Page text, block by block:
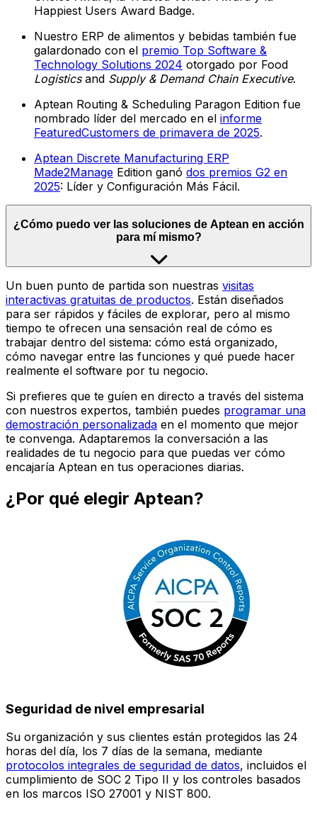
Happiest Users Award Badge.
Nuestro ERP de alimentos y bebidas también fue
galardonado con el premio Top Software &
Technology Solutions 2024 otorgado por Food
Logisticsand Supply & Demand Chain Executive.
Aptean Routing & Scheduling Paragon Edition fue
nombrado líder del mercado en el informe
FeaturedCustomers de primavera de 2025.
Aptean Discrete Manufacturing ERP
Made2Manage Edition ganó dos premios G2 en
2025: Líder y Configuración Más Fácil.
¿Cómo puedo ver las soluciones de Aptean en acción
para mí mismo?
Un buen punto de partida son nuestras visitas
interactivas gratuitas de productos. Están diseñados
para ser rápidos y fáciles de explorar, pero al mismo
tiempo te ofrecen una sensación real de cómo es
trabajar dentro del sistema: cómo está organizado,
cómo navegar entre las funciones y qué puede hacer
realmente el software por tu negocio.
Si prefieres que te guíen en directo a través del sistema
con nuestros expertos, también puedes programar una
demostración personalizada en el momento que mejor
te convenga. Adaptaremos la conversación a las
realidades de tu negocio para que puedas ver cómo
encajaría Aptean en tus operaciones diarias.
¿Por qué elegir Aptean?
Seguridad de nivel empresarial
Su organización y sus clientes están protegidos las 24
horas del día, los 7 días de la semana, mediante
protocolos integrales de seguridad de datos, incluidos el
cumplimiento de SOC 2 Tipo II y los controles basados
en los marcos ISO 27001 y NIST 800.